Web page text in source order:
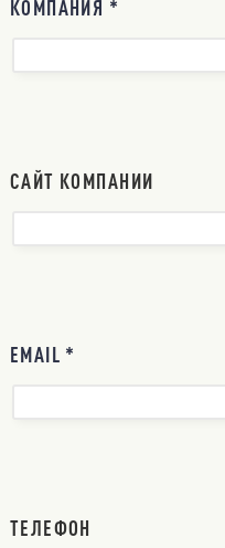
КОМПАНИЯ *
САЙТ КОМПАНИИ
EMAIL *
ТЕЛЕФОН